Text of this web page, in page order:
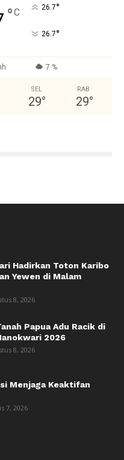
°C 26.7°
26.7°
7 %
SEL
29°
RAB
29°
Hadirkan Toton Karibo
Yewen di Malam
8, 2026
Papua Adu Racik di
2026
8, 2026
Menjaga Keaktifan
7, 2026